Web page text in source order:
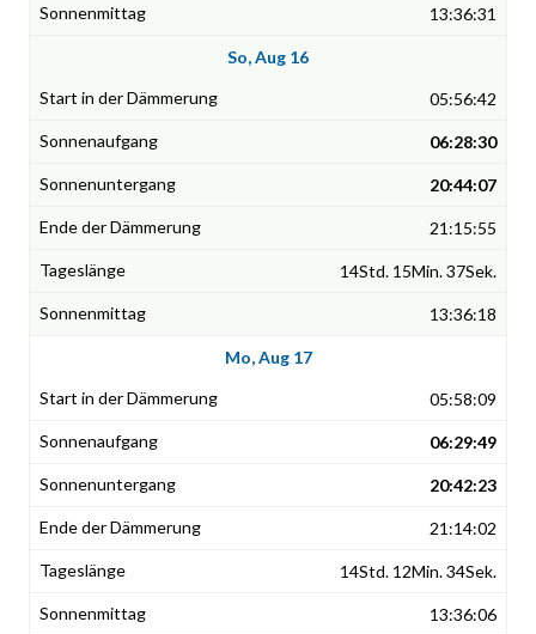
13:36:31
So, Aug 16
05:56:42
06:28:30
20:44:07
21:15:55
14Std. 15Min. 37Sek.
13:36:18
Mo, Aug 17
05:58:09
06:29:49
20:42:23
21:14:02
14Std. 12Min. 34Sek.
13:36:06